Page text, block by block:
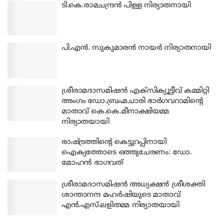
ടി.കെ.രാമചന്ദ്രന്‍ പിള്ള നിര്യാതനായി
പി.എന്‍. സുകുമാരന്‍ നായര്‍ നിര്യാതനായി
ശ്രീരാമദാസമിഷന്‍ എക്‌സിക്യൂട്ടീവ് കമ്മിറ്റി
അംഗം ഡോ.ബ്രഹ്മചാരി ഭാര്‍ഗവറാമിന്റെ
മാതാവ് കെ.കെ.മീനാക്ഷിയമ്മ
നിര്യാതയായി
രാഷ്ട്രത്തിന്റെ കെട്ടുറപ്പിനായി
ഐക്യത്തോടെ ഒത്തുചേരണം: ഡോ.
മോഹന്‍ ഭാഗവത്
ശ്രീരാമദാസമിഷന്‍ അധ്യക്ഷന്‍ ശ്രീശക്തി
ശാന്താനന്ദ മഹര്‍ഷിയുടെ മാതാവ്
എന്‍.എസ്.ലളിതമ്മ നിര്യാതയായി